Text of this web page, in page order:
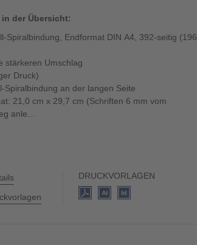
der Übersicht:
Spiralbindung, Endformat DIN A4, 392-seitig (196
stärkeren Umschlag
Druck)
Spiralbindung an der langen Seite
21,0 cm x 29,7 cm (Schriften 6 mm vom
anle...
DRUCKVORLAGEN